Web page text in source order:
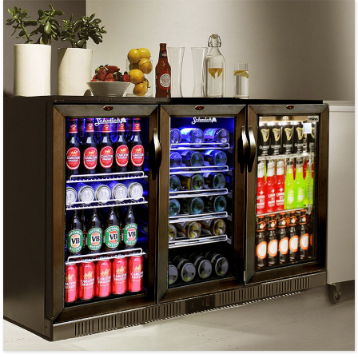
ਉੱਚ-ਗ੍ਰੇਡ ਪਾਊਡਰ ਕੋਟਿੰਗ ਵਾਲੀ ਸਤ੍ਹਾ।
ਵਿਕਲਪਾਂ ਲਈ ਕਈ ਆਕਾਰ ਉਪਲਬਧ ਹਨ।
ਸਟੇਨਲੈੱਸ ਸਟੀਲ ਦਾ ਬਾਹਰੀ ਹਿੱਸਾ ਅਤੇ ਐਲੂਮੀਨੀਅਮ ਦਾ ਅੰਦਰੂਨੀ ਹਿੱਸਾ।
ਡਿਜੀਟਲ ਤਾਪਮਾਨ ਕੰਟਰੋਲਰ ਅਤੇ ਡਿਸਪਲੇ ਸਕਰੀਨ।
ਅੰਦਰੂਨੀ ਸ਼ੈਲਫਾਂ ਭਾਰੀ-ਡਿਊਟੀ ਅਤੇ ਐਡਜਸਟੇਬਲ ਹਨ।
ਘੱਟ ਊਰਜਾ ਦੀ ਖਪਤ ਅਤੇ ਘੱਟ ਸ਼ੋਰ।
ਅੰਦਰ ਫੋਮ ਵਾਲੇ ਸਟੇਨਲੈੱਸ ਸਟੀਲ ਦੇ ਦਰਵਾਜ਼ੇ ਦੇ ਪੈਨਲ।
ਥਰਮਲ ਇਨਸੂਲੇਸ਼ਨ ਵਿੱਚ ਵਧੀਆ ਪ੍ਰਦਰਸ਼ਨ ਕਰਦਾ ਹੈ।
ਦਰਵਾਜ਼ੇ ਦੇ ਤਾਲੇ ਅਤੇ ਚੁੰਬਕੀ ਗੈਸਕੇਟਾਂ ਦੇ ਨਾਲ।
ਵਾਸ਼ਪੀਕਰਨ ਦੇ ਤੌਰ 'ਤੇ ਬਲੋ ਐਕਸਪੈਂਡਡ ਬੋਰਡ ਦੇ ਇੱਕ ਟੁਕੜੇ ਦੇ ਨਾਲ।
ਲਚਕਦਾਰ ਪਲੇਸਮੈਂਟ ਲਈ ਹੇਠਲੇ ਪਹੀਏ।